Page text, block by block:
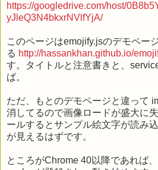
https://googledrive.com/host/
yJleQ3N4bkxrNVlfYjA/
このページはemojify.jsのデモペー
る http://hassankhan.github.io/
す。タイトルと注意書きと、
ば。
ただ、もとのデモページと違って
消してるので画像ロードが盛大に
ールするとサンプル絵文字が読み
が見えるはずです。
ところがChrome 40以降であれば